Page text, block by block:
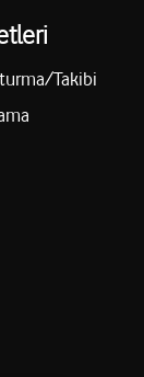
Takibi